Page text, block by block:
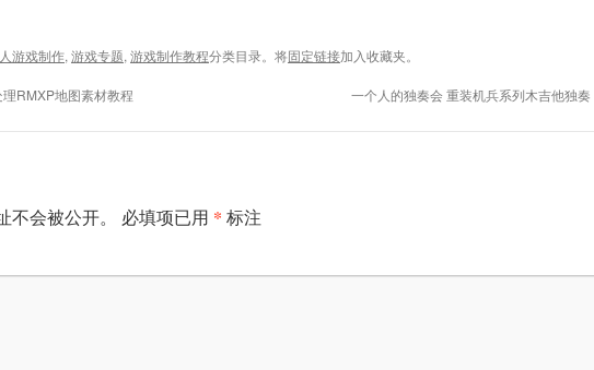
游戏制作, 游戏专题, 游戏制作教程分类目录。将固定链接加入收藏夹。
RMXP地图素材教程 一个人的独奏会 重装机兵系列木吉他独奏
不会被公开。 必填项已用 * 标注